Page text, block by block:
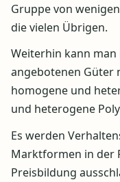
Gruppe von
die vielen Übrigen.
Weiterhin kann
angebotenen Güter
homogene und
und heterogene
Es werden
Marktformen in der
Preisbildung